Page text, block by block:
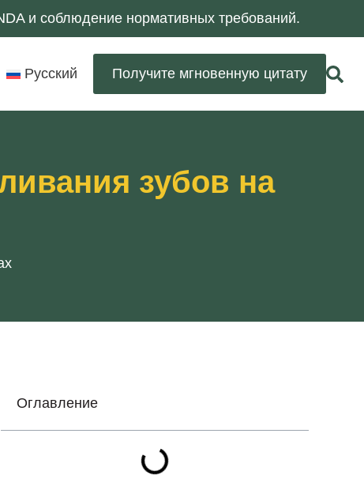
и соблюдение нормативных требований.
Русский Получите мгновенную цитату
зубов на
Оглавление